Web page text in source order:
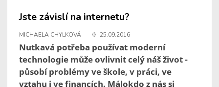
Jste závislí na internetu?
MICHAELA CHYLKOVÁ 25.09.2016
Nutkavá potřeba používat moderní
technologie může ovlivnit celý náš život -
působí problémy ve škole, v práci, ve
vztahu i ve financích. Málokdo z nás si